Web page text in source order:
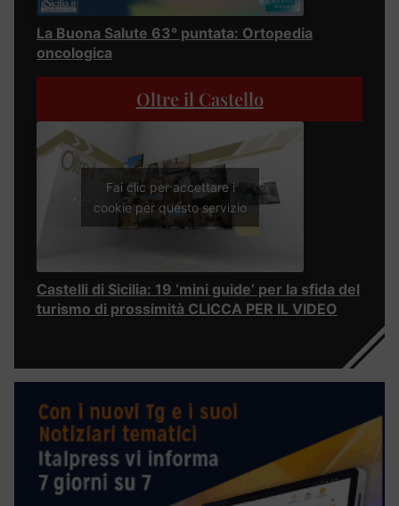
La Buona Salute 63° puntata: Ortopedia
oncologica
Oltre il Castello
Fai clic per accettare i
cookie per questo servizio
Castelli di Sicilia: 19 ‘mini guide’ per la sfida del
turismo di prossimità CLICCA PER IL VIDEO